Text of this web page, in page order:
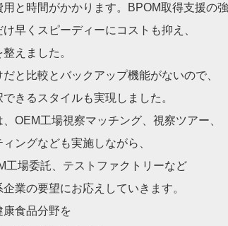
と時間がかかります。BPOM取得支援の
早くスピーディーにコストも抑え、
えました。
と比較とバックアップ機能がないので、
きるスタイルも実現しました。
OEM工場視察マッチング、視察ツアー、
ングなども実施しながら、
工場委託、テストファクトリーなど
業の要望にお応えしていきます。
康食品分野を